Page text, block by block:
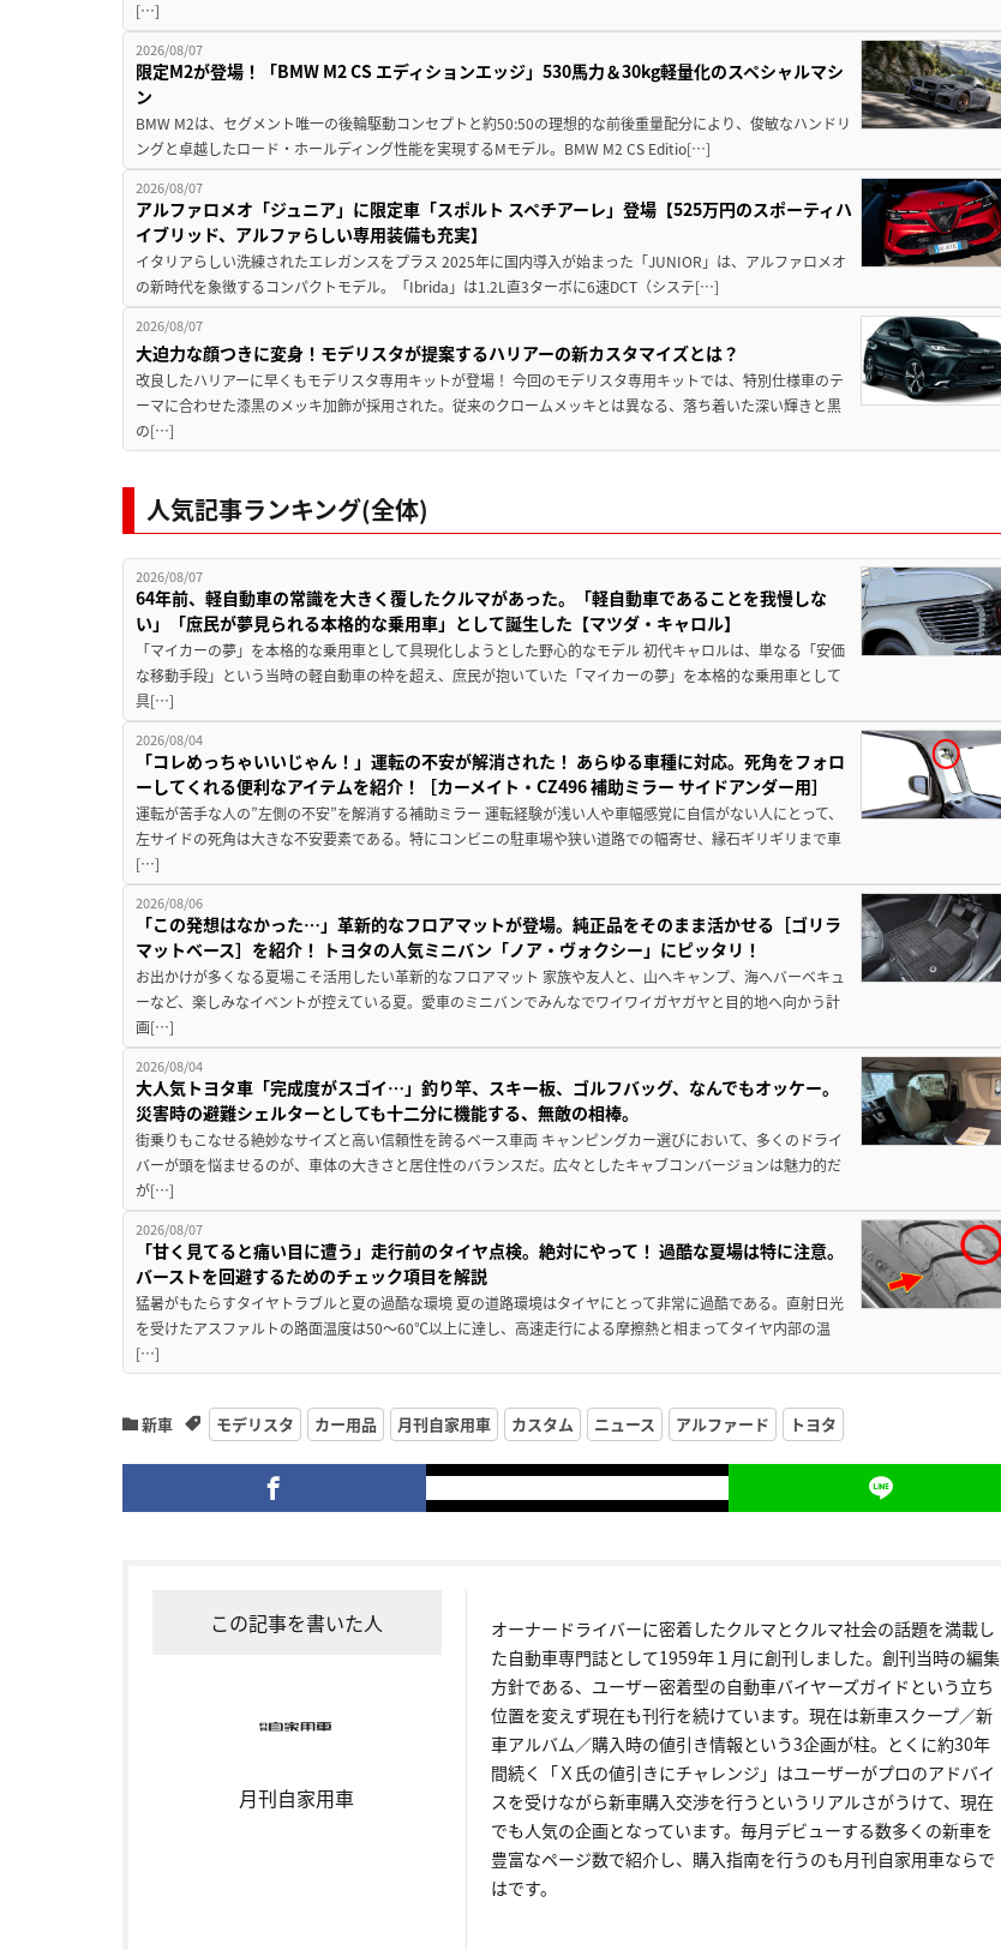
[…]
2026/08/07
限定M2が登場！「BMW M2 CS エディションエッジ」530馬力＆30kg軽量化のスペシャルマシ
ン
BMW M2は、セグメント唯一の後輪駆動コンセプトと約50:50の理想的な前後重量配分により、俊敏なハンドリ
ングと卓越したロード・ホールディング性能を実現するMモデル。BMW M2 CS Editio[…]
2026/08/07
アルファロメオ「ジュニア」に限定車「スポルト スペチアーレ」登場【525万円のスポーティハ
イブリッド、アルファらしい専用装備も充実】
イタリアらしい洗練されたエレガンスをプラス 2025年に国内導入が始まった「JUNIOR」は、アルファロメオ
の新時代を象徴するコンパクトモデル。「Ibrida」は1.2L直3ターボに6速DCT（システ[…]
2026/08/07
大迫力な顔つきに変身！モデリスタが提案するハリアーの新カスタマイズとは？
改良したハリアーに早くもモデリスタ専用キットが登場！ 今回のモデリスタ専用キットでは、特別仕様車のテ
ーマに合わせた漆黒のメッキ加飾が採用された。従来のクロームメッキとは異なる、落ち着いた深い輝きと黒
の[…]
人気記事ランキング(全体)
2026/08/07
64年前、軽自動車の常識を大きく覆したクルマがあった。「軽自動車であることを我慢しな
い」「庶民が夢見られる本格的な乗用車」として誕生した【マツダ・キャロル】
「マイカーの夢」を本格的な乗用車として具現化しようとした野心的なモデル 初代キャロルは、単なる「安価
な移動手段」という当時の軽自動車の枠を超え、庶民が抱いていた「マイカーの夢」を本格的な乗用車として
具[…]
2026/08/04
「コレめっちゃいいじゃん！」運転の不安が解消された！ あらゆる車種に対応。死角をフォロ
ーしてくれる便利なアイテムを紹介！［カーメイト・CZ496 補助ミラー サイドアンダー用］
運転が苦手な人の”左側の不安”を解消する補助ミラー 運転経験が浅い人や車幅感覚に自信がない人にとって、
左サイドの死角は大きな不安要素である。特にコンビニの駐車場や狭い道路での幅寄せ、縁石ギリギリまで車
[…]
2026/08/06
「この発想はなかった…」革新的なフロアマットが登場。純正品をそのまま活かせる［ゴリラ
マットベース］を紹介！ トヨタの人気ミニバン「ノア・ヴォクシー」にピッタリ！
お出かけが多くなる夏場こそ活用したい革新的なフロアマット 家族や友人と、山へキャンプ、海へバーベキュ
ーなど、楽しみなイベントが控えている夏。愛車のミニバンでみんなでワイワイガヤガヤと目的地へ向かう計
画[…]
2026/08/04
大人気トヨタ車「完成度がスゴイ…」釣り竿、スキー板、ゴルフバッグ、なんでもオッケー。
災害時の避難シェルターとしても十二分に機能する、無敵の相棒。
街乗りもこなせる絶妙なサイズと高い信頼性を誇るベース車両 キャンピングカー選びにおいて、多くのドライ
バーが頭を悩ませるのが、車体の大きさと居住性のバランスだ。広々としたキャブコンバージョンは魅力的だ
が[…]
2026/08/07
「甘く見てると痛い目に遭う」走行前のタイヤ点検。絶対にやって！ 過酷な夏場は特に注意。
バーストを回避するためのチェック項目を解説
猛暑がもたらすタイヤトラブルと夏の過酷な環境 夏の道路環境はタイヤにとって非常に過酷である。直射日光
を受けたアスファルトの路面温度は50〜60℃以上に達し、高速走行による摩擦熱と相まってタイヤ内部の温
[…]
新車 モデリスタ カー用品 月刊自家用車 カスタム ニュース アルファード トヨタ
この記事を書いた人
月刊自家用車
オーナードライバーに密着したクルマとクルマ社会の話題を満載し
た自動車専門誌として1959年１月に創刊しました。創刊当時の編集
方針である、ユーザー密着型の自動車バイヤーズガイドという立ち
位置を変えず現在も刊行を続けています。現在は新車スクープ／新
車アルバム／購入時の値引き情報という3企画が柱。とくに約30年
間続く「Ｘ氏の値引きにチャレンジ」はユーザーがプロのアドバイ
スを受けながら新車購入交渉を行うというリアルさがうけて、現在
でも人気の企画となっています。毎月デビューする数多くの新車を
豊富なページ数で紹介し、購入指南を行うのも月刊自家用車ならで
はです。